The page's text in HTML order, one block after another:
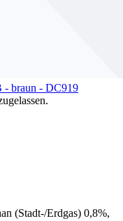
- braun - DC919
(Stadt-/Erdgas) 0,8%,